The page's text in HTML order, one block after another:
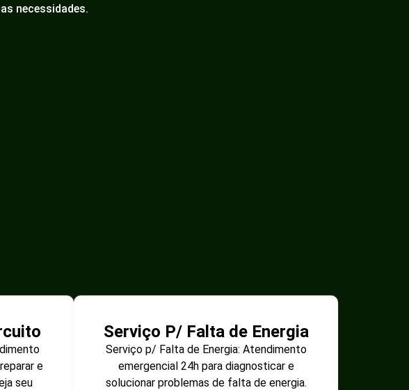
necessidades.
e
seu
Serviço P/ Falta de Energia
Serviço p/ Falta de Energia: Atendimento
emergencial 24h para diagnosticar e
solucionar problemas de falta de energia.